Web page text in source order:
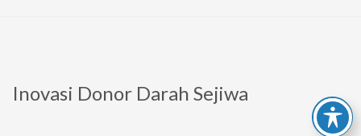
Inovasi Donor Darah Sejiwa